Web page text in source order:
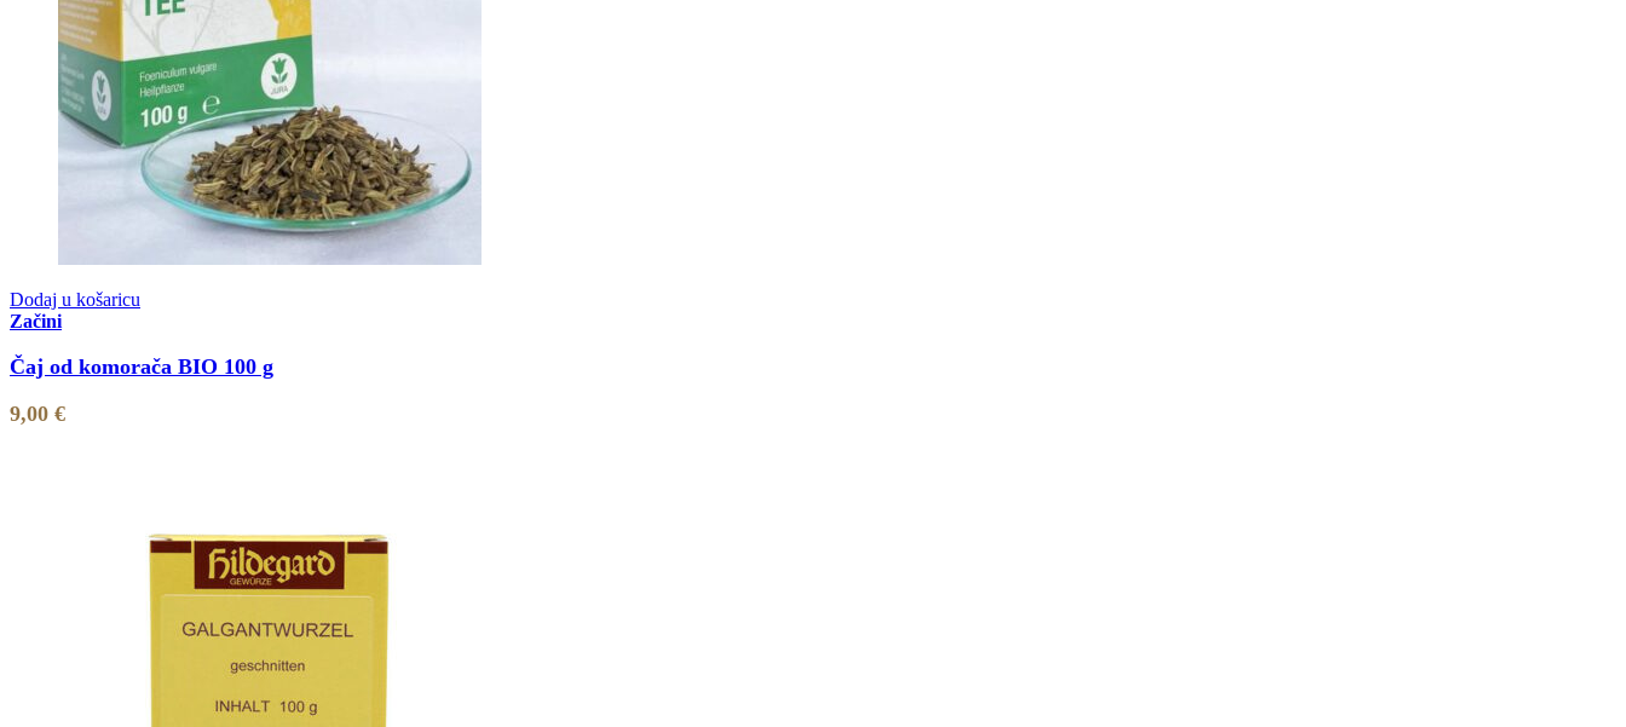
Dodaj u košaricu
Začini
Čaj od komorača BIO 100 g
9,00 €